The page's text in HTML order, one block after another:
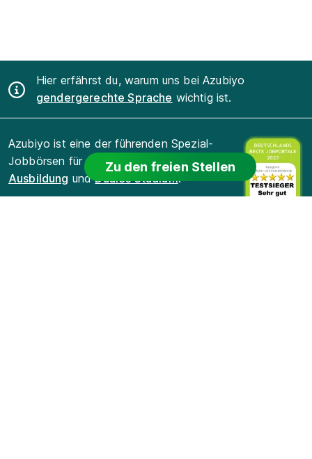
Zu den freien Stellen
Hier erfährst du, warum uns bei Azubiyo
gendergerechte Sprache wichtig ist.
Azubiyo ist eine der führenden Spezial-
Jobbörsen für
Ausbildung undDuales Studium.